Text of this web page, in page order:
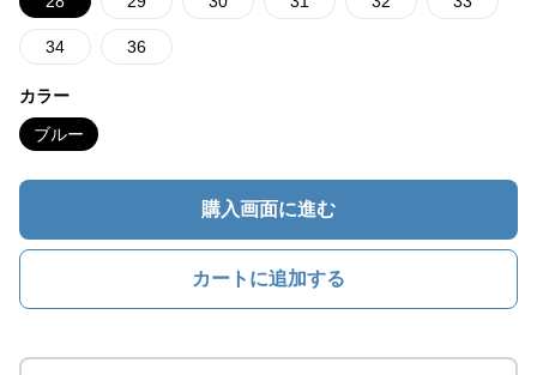
34 36
カラー
ブルー
購入画面に進む
カートに追加する